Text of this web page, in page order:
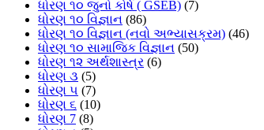
ધોરણ ૧૦ જુનો કોર્ષ ( GSEB) (7)
ધોરણ ૧૦ વિજ્ઞાન (86)
ધોરણ ૧૦ વિજ્ઞાન (નવો અભ્યાસક્રમ) (46)
ધોરણ ૧૦ સામાજિક વિજ્ઞાન (50)
ધોરણ ૧૨ અર્થશાસ્ત્ર (6)
ધોરણ ૩ (5)
ધોરણ ૫ (7)
ધોરણ ૬ (10)
ધોરણ 7 (8)